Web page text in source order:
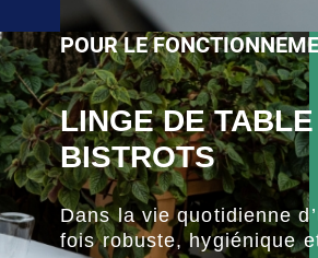
POUR LE
LINGE DE
BISTROTS
Dans la vie quotidienne
fois robuste, hygiénique